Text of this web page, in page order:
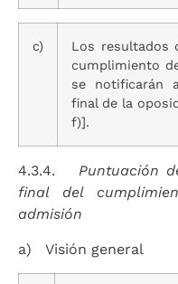
c)
Los resultados
cumplimiento
se notificarán
final de la
f)].
4.3.4. Puntuación
final del
admisión
a) Visión general